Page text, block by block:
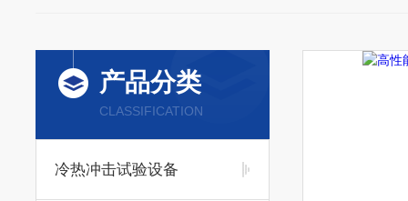
产品分类
CLASSIFICATION
冷热冲击试验设备